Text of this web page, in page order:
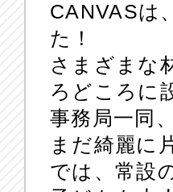
CANVASは
た！
さまざまな
ろどころに
事務局一同
まだ綺麗に
では、常設